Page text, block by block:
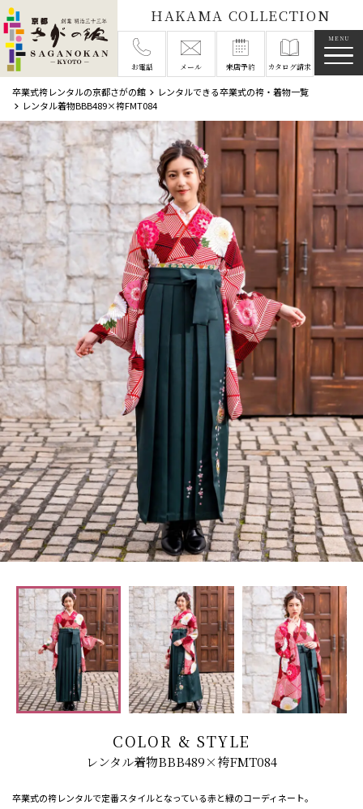
HAKAMA COLLECTION
お電話 メール 来店予約 カタログ請求
卒業式袴レンタルの京都さがの館
レンタルできる卒業式の袴・着物一覧
レンタル着物BBB489×袴FMT084
COLOR & STYLE
レンタル着物BBB489×袴FMT084
卒業式の袴レンタルで定番スタイルとなっている赤と緑のコーディネート。
メニ